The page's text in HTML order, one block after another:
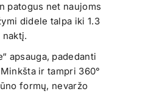
patogus net naujoms
didele talpa iki 1.3
apsauga, padedanti
ir tampri 360°
formų, nevaržo